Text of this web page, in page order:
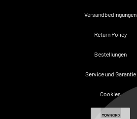
Versandbedingungen
Return Policy
Bestellungen
Service und Garantie
Cookies